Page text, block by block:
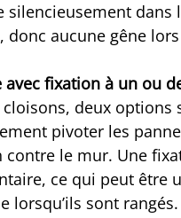
silencieusement
aucune gêne
avec fixation à un ou
cloisons, deux
pivoter les
contre le mur. Une
ce qui peut être
lorsqu’ils sont rangés.